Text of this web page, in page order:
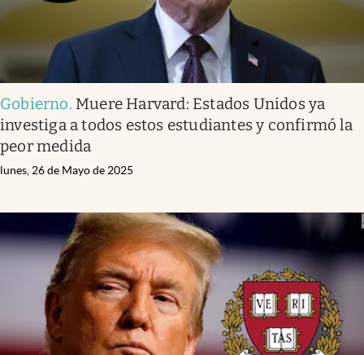
Gobierno. Muere Harvard: Estados Unidos ya
investiga a todos estos estudiantes y confirmó la
peor medida
lunes, 26 de Mayo de 2025